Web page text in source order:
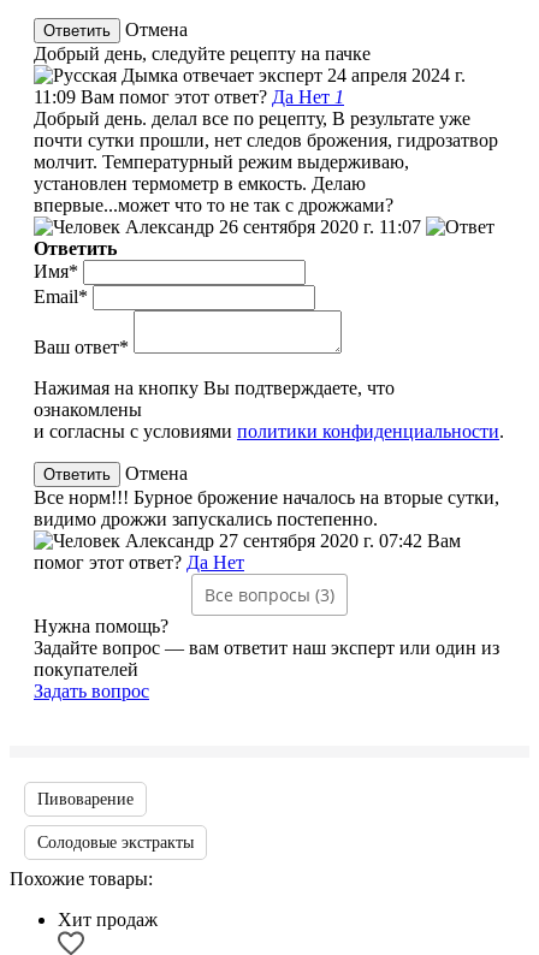
Отмена
Добрый день, следуйте рецепту на пачке
эксперт 24 апреля 2024 г.
11:09 Вам помог этот ответ? Да Нет 1
Добрый день. делал все по рецепту, В результате уже
почти сутки прошли, нет следов брожения, гидрозатвор
молчит. Температурный режим выдерживаю,
установлен термометр в емкость. Делаю
впервые...может что то не так с дрожжами?
Александр 26 сентября 2020 г. 11:07
Ответить
Имя*
Email*
Ваш ответ*
Нажимая на кнопку Вы подтверждаете, что
ознакомлены
и согласны с условиями политики конфиденциальности.
Отмена
Все норм!!! Бурное брожение началось на вторые сутки,
видимо дрожжи запускались постепенно.
Александр 27 сентября 2020 г. 07:42 Вам
помог этот ответ? Да Нет
Все вопросы (3)
Нужна помощь?
Задайте вопрос — вам ответит наш эксперт или один из
покупателей
Задать вопрос
Пивоварение
Солодовые экстракты
Похожие товары:
Хит продаж